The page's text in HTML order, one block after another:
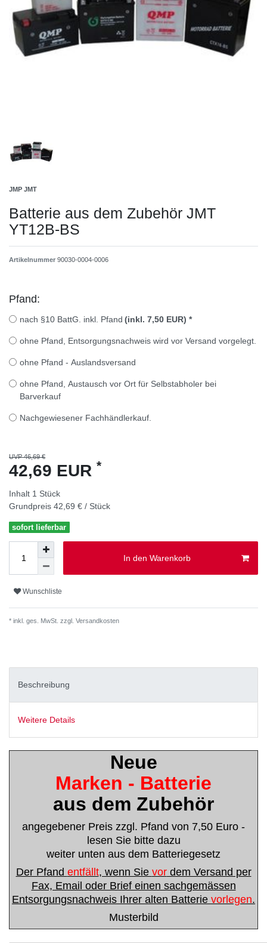
JMP JMT
Batterie aus dem Zubehör JMT
YT12B-BS
Artikelnummer 90030-0004-0006
Pfand:
nach §10 BattG. inkl. Pfand (inkl. 7,50 EUR) *
ohne Pfand, Entsorgungsnachweis wird vor Versand vorgelegt.
ohne Pfand - Auslandsversand
ohne Pfand, Austausch vor Ort für Selbstabholer bei
Barverkauf
Nachgewiesener Fachhändlerkauf.
UVP 46,69 €
42,69 EUR *
Inhalt 1 Stück
Grundpreis 42,69 € / Stück
sofort lieferbar
In den Warenkorb
Wunschliste
* inkl. ges. MwSt. zzgl. Versandkosten
Beschreibung
Weitere Details
Neue
Marken - Batterie
aus dem Zubehör
angegebener Preis zzgl. Pfand von 7,50 Euro -
lesen Sie bitte dazu
weiter unten aus dem Batteriegesetz
Der Pfand entfällt, wenn Sie vordem Versand per
Fax, Email oder Brief einen sachgemässen
Entsorgungsnachweis Ihrer alten Batterie vorlegen.
Musterbild